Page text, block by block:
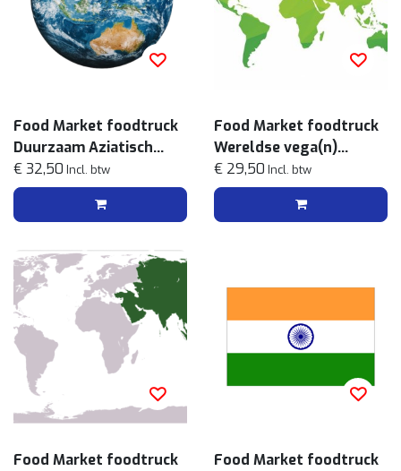
Food Market foodtruck
Duurzaam Aziatisch
streetfoodmenu
€ 32,50 Incl. btw
Food Market foodtruck
Wereldse vega(n)
streetfoodmenu
€ 29,50 Incl. btw
Food Market foodtruck
Food Market foodtruck